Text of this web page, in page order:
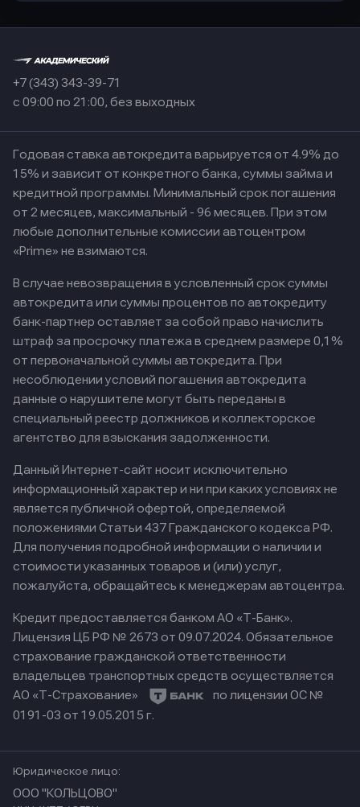
+7 (343) 343-39-71
с 09:00 по 21:00, без выходных
Годовая ставка автокредита варьируется от 4.9% до
15% и зависит от конкретного банка, суммы займа и
кредитной программы. Минимальный срок погашения
от 2 месяцев, максимальный - 96 месяцев. При этом
любые дополнительные комиссии автоцентром
«Prime» не взимаются.
В случае невозвращения в условленный срок суммы
автокредита или суммы процентов по автокредиту
банк-партнер оставляет за собой право начислить
штраф за просрочку платежа в среднем размере 0,1%
от первоначальной суммы автокредита. При
несоблюдении условий погашения автокредита
данные о нарушителе могут быть переданы в
специальный реестр должников и коллекторское
агентство для взыскания задолженности.
Данный Интернет-сайт носит исключительно
информационный характер и ни при каких условиях не
является публичной офертой, определяемой
положениями Статьи 437 Гражданского кодекса РФ.
Для получения подробной информации о наличии и
стоимости указанных товаров и (или) услуг,
пожалуйста, обращайтесь к менеджерам автоцентра.
Кредит предоставляется банком АО «Т-Банк».
Лицензия ЦБ РФ № 2673 от 09.07.2024. Обязательное
страхование гражданской ответственности
владельцев транспортных средств осуществляется
АО «Т-Страхование»
по лицензии ОС №
0191-03 от 19.05.2015 г.
Юридическое лицо:
ООО "КОЛЬЦОВО"